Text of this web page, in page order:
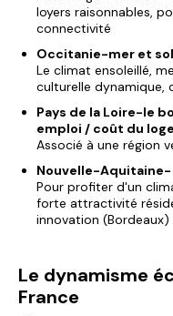
loyers raisonnables,
connectivité
Occitanie-mer et
Le climat ensoleillé,
culturelle dynamique,
Pays de la Loire-le
emploi / coût du
Associé à une région
Nouvelle-
Pour profiter d'un
forte attractivité
innovation
Le dynamisme
France